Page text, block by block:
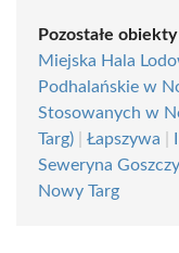
Pozostałe
Miejska Hala
Podhalańskie w
Stosowanych w
Targ)
Łapszywa
Seweryna
Nowy Targ